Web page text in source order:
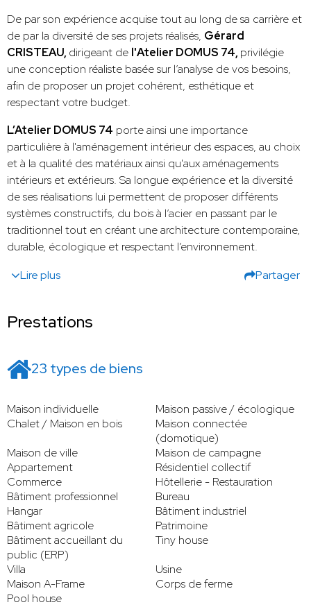
De par son expérience acquise tout au long de sa carrière et
de par la diversité de ses projets réalisés, Gérard
CRISTEAU, dirigeant de l'Atelier DOMUS 74, privilégie
une conception réaliste basée sur l’analyse de vos besoins,
afin de proposer un projet cohérent, esthétique et
respectant votre budget.
L’Atelier DOMUS 74 porte ainsi une importance
particulière à l'aménagement intérieur des espaces, au choix
et à la qualité des matériaux ainsi qu'aux aménagements
intérieurs et extérieurs. Sa longue expérience et la diversité
de ses réalisations lui permettent de proposer différents
systèmes constructifs, du bois à l’acier en passant par le
traditionnel tout en créant une architecture contemporaine,
durable, écologique et respectant l’environnement.
Lire plus
Partager
Prestations
23 types de biens
Maison individuelle
Maison passive / écologique
Chalet / Maison en bois
Maison connectée
(domotique)
Maison de ville
Maison de campagne
Appartement
Résidentiel collectif
Commerce
Hôtellerie - Restauration
Bâtiment professionnel
Bureau
Hangar
Bâtiment industriel
Bâtiment agricole
Patrimoine
Bâtiment accueillant du
public (ERP)
Tiny house
Villa
Usine
Maison A-Frame
Corps de ferme
Pool house